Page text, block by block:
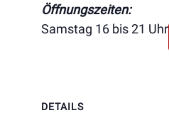
Öffnungszeiten:
Samstag 16 bis 21 Uhr
DETAILS